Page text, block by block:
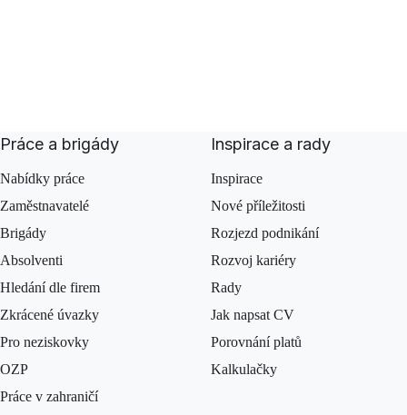
Práce a brigády
Nabídky práce
Zaměstnavatelé
Brigády
Absolventi
Hledání dle firem
Zkrácené úvazky
Pro neziskovky
OZP
Práce v zahraničí
Inspirace a rady
Inspirace
Nové příležitosti
Rozjezd podnikání
Rozvoj kariéry
Rady
Jak napsat CV
Porovnání platů
Kalkulačky